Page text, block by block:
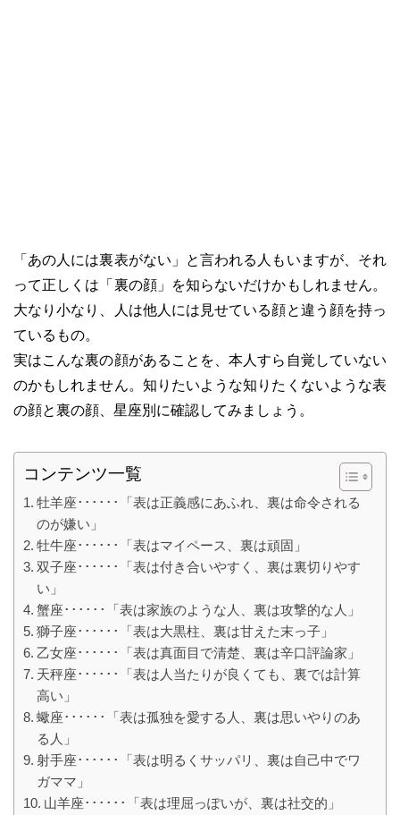
「あの人には裏表がない」と言われる人もいますが、それ
って正しくは「裏の顔」を知らないだけかもしれません。
大なり小なり、人は他人には見せている顔と違う顔を持っ
ているもの。
実はこんな裏の顔があることを、本人すら自覚していない
のかもしれません。知りたいような知りたくないような表
の顔と裏の顔、星座別に確認してみましょう。
コンテンツ一覧
牡羊座･･････「表は正義感にあふれ、裏は命令される
のが嫌い」
牡牛座･･････「表はマイペース、裏は頑固」
双子座･･････「表は付き合いやすく、裏は裏切りやす
い」
蟹座･･････「表は家族のような人、裏は攻撃的な人」
獅子座･･････「表は大黒柱、裏は甘えた末っ子」
乙女座･･････「表は真面目で清楚、裏は辛口評論家」
天秤座･･････「表は人当たりが良くても、裏では計算
高い」
蠍座･･････「表は孤独を愛する人、裏は思いやりのあ
る人」
射手座･･････「表は明るくサッパリ、裏は自己中でワ
ガママ」
山羊座･･････「表は理屈っぽいが、裏は社交的」